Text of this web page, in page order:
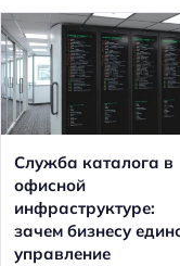
Служба каталога в
офисной
инфраструктуре:
зачем бизнесу
управление